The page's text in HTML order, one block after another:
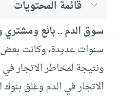
قائمة المحتويات
سوق الدم .. بائع
سنوات عديدة، وكانت بعض
الاتجار في الدم وغلق